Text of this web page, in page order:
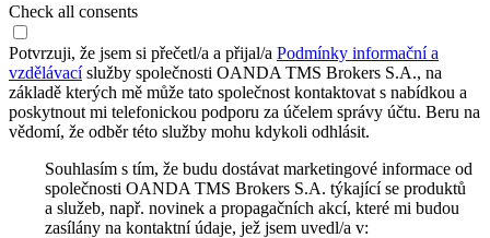
Check all consents
Potvrzuji, že jsem si přečetl/a a přijal/a Podmínky informační a
vzdělávacíslužby společnosti OANDA TMS Brokers S.A., na
základě kterých mě může tato společnost kontaktovat s nabídkou a
poskytnout mi telefonickou podporu za účelem správy účtu. Beru na
vědomí, že odběr této služby mohu kdykoli odhlásit.
Souhlasím s tím, že budu dostávat marketingové informace od
společnosti OANDA TMS Brokers S.A. týkající se produktů
a služeb, např. novinek a propagačních akcí, které mi budou
zasílány na kontaktní údaje, jež jsem uvedl/a v: